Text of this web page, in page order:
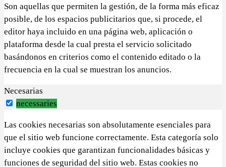
Son aquellas que permiten la gestión, de la forma más eficaz
posible, de los espacios publicitarios que, si procede, el
editor haya incluido en una página web, aplicación o
plataforma desde la cual presta el servicio solicitado
basándonos en criterios como el contenido editado o la
frecuencia en la cual se muestran los anuncios.
Necesarias
necessaries
Las cookies necesarias son absolutamente esenciales para
que el sitio web funcione correctamente. Esta categoría solo
incluye cookies que garantizan funcionalidades básicas y
funciones de seguridad del sitio web. Estas cookies no